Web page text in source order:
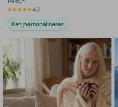
4,7
Kan personaliseres